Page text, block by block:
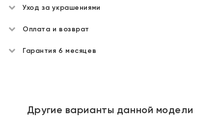
Уход за украшениями
Оплата и возврат
Гарантия 6 месяцев
Другие варианты данной модели